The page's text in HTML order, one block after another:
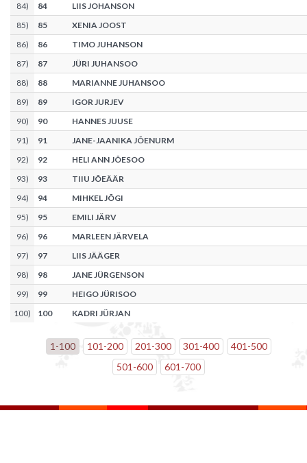
84) 84
LIIS JOHANSON
85) 85
XENIA JOOST
86) 86
TIMO JUHANSON
87) 87
JÜRI JUHANSOO
88) 88
MARIANNE JUHANSOO
89) 89
IGOR JURJEV
90) 90
HANNES JUUSE
91) 91
JANE-JAANIKA JÕENURM
92) 92
HELI ANN JÕESOO
93) 93
TIIU JÕEÄÄR
94) 94
MIHKEL JÕGI
95) 95
EMILI JÄRV
96) 96
MARLEEN JÄRVELA
97) 97
LIIS JÄÄGER
98) 98
JANE JÜRGENSON
99) 99
HEIGO JÜRISOO
100) 100 KADRI JÜRJAN
1-100 101-200 201-300 301-400 401-500
501-600 601-700